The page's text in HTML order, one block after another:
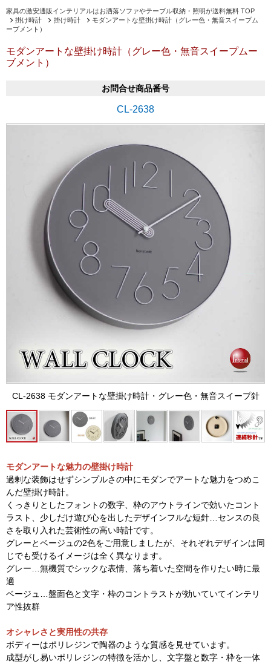
家具の激安通販インテリアルはお洒落ソファやテーブル収納・照明が送料無料 TOP
掛け時計
掛け時計
モダンアートな壁掛け時計（グレー色・無音スイープム
ーブメント）
モダンアートな壁掛け時計（グレー色・無音スイープムー
ブメント）
お問合せ商品番号
CL-2638
CL-2638 モダンアートな壁掛け時計・グレー色・無音スイープ針
モダンアートな魅力の壁掛け時計
過剰な装飾はせずシンプルさの中にモダンでアートな魅力をつめこ
んだ壁掛け時計。
くっきりとしたフォントの数字、枠のアウトラインで効いたコント
ラスト、少しだけ遊び心を出したデザインフルな短針…センスの良
さを取り入れた芸術性の高い時計です。
グレーとベージュの2色をご用意しましたが、それぞれデザインは同
じでも受けるイメージは全く異なります。
グレー…無機質でシックな表情、落ち着いた空間を作りたい時に最
適
ベージュ…盤面色と文字・枠のコントラストが効いていてインテリ
ア性抜群
オシャレさと実用性の共存
ボディーはポリレジンで陶器のような質感を見せています。
成型がし易いポリレジンの特徴を活かし、文字盤と数字・枠を一体